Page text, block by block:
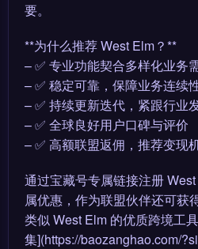
要。
**为什么推荐 West Elm？**
– ✅ 专业功能契合多样化业务
– ✅ 稳定可靠，保障业务连续
– ✅ 持续更新迭代，紧跟行业
– ✅ 全球良好用户口碑与评价
– ✅ 高额联盟返佣，推荐变现
通过宝藏号专属链接注册
属优惠，作为联盟伙伴还可获
类似 West Elm 的优质跨境工
集](https://baozanghao.com/